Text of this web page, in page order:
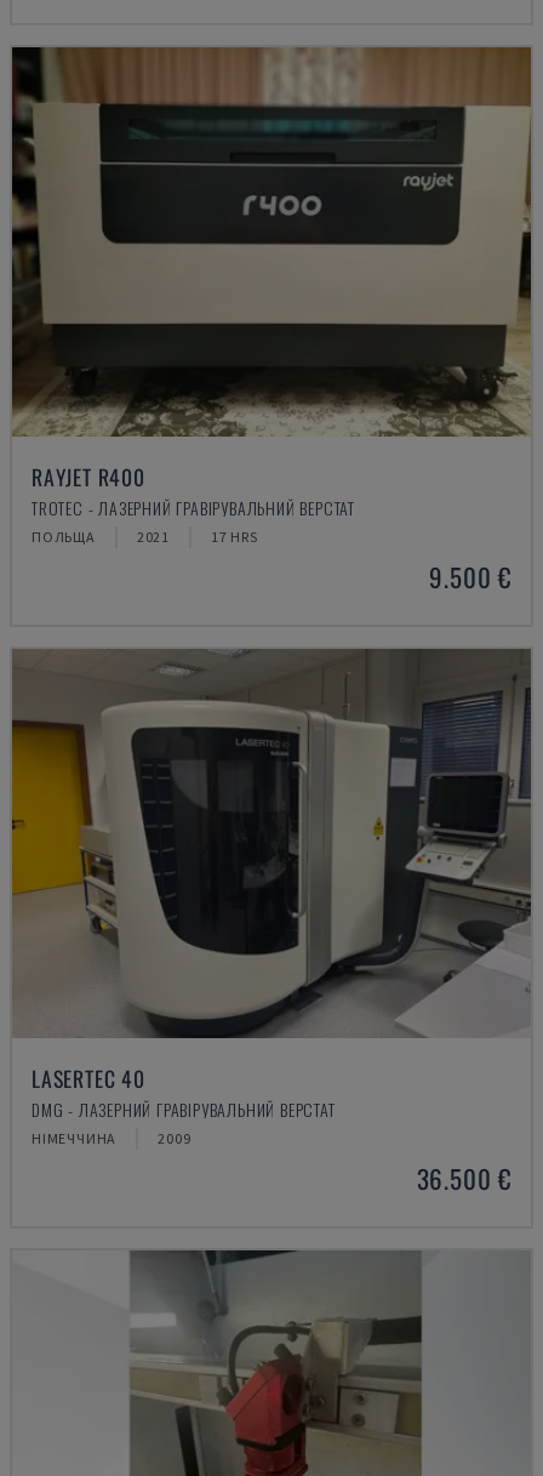
RAYJET R400
TROTEC - ЛАЗЕРНИЙ ГРАВІРУВАЛЬНИЙ ВЕРСТАТ
ПОЛЬЩА 2021 17 HRS
9.500 €
LASERTEC 40
DMG - ЛАЗЕРНИЙ ГРАВІРУВАЛЬНИЙ ВЕРСТАТ
НІМЕЧЧИНА 2009
36.500 €